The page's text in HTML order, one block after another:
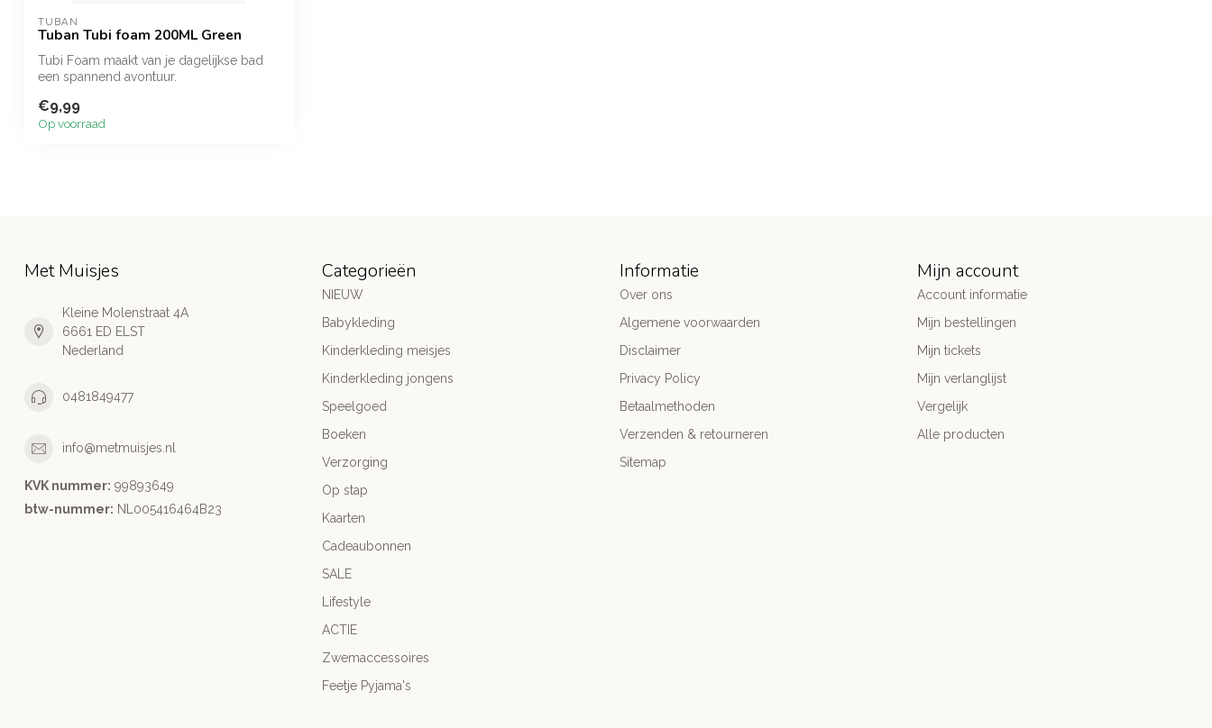
TUBAN
Tuban Tubi foam 200ML Green
Tubi Foam maakt van je dagelijkse bad
een spannend avontuur.
€9,99
Op voorraad
Met Muisjes
Kleine Molenstraat 4A
6661 ED ELST
Nederland
0481849477
info@metmuisjes.nl
KVK nummer: 99893649
btw-nummer: NL005416464B23
Categorieën
NIEUW
Babykleding
Kinderkleding meisjes
Kinderkleding jongens
Speelgoed
Boeken
Verzorging
Op stap
Kaarten
Cadeaubonnen
SALE
Lifestyle
ACTIE
Zwemaccessoires
Feetje Pyjama's
Informatie
Over ons
Algemene voorwaarden
Disclaimer
Privacy Policy
Betaalmethoden
Verzenden & retourneren
Sitemap
Mijn account
Account informatie
Mijn bestellingen
Mijn tickets
Mijn verlanglijst
Vergelijk
Alle producten